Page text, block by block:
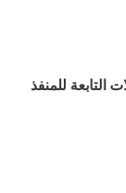
التابعة للمنفذ